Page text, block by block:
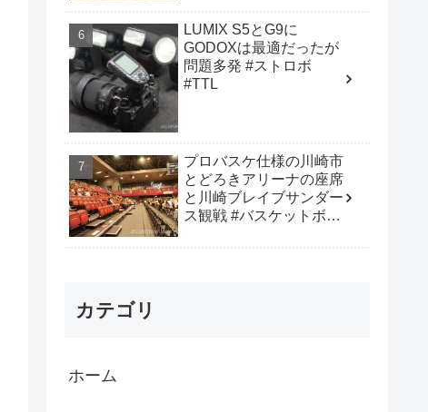
LUMIX S5とG9に
GODOXは最適だったが
問題多発 #ストロボ
#TTL
プロバスケ仕様の川崎市
とどろきアリーナの座席
と川崎ブレイブサンダー
ス観戦 #バスケットボー
カテゴリ
ホーム